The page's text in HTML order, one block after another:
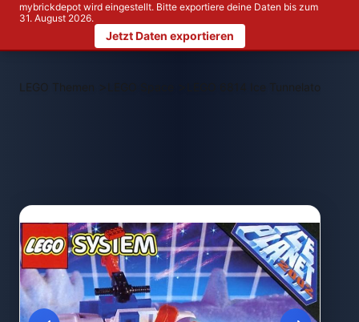
mybrickdepot wird eingestellt. Bitte exportiere deine Daten bis zum
31. August 2026.
Jetzt Daten exportieren
LEGO Themen > LEGO 6814 Ice Tunnelator